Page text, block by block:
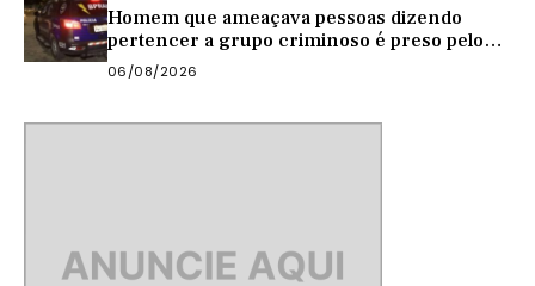
Homem que ameaçava pessoas dizendo
pertencer a grupo criminoso é preso pelo
BPRaio em Quixeramobim
06/08/2026